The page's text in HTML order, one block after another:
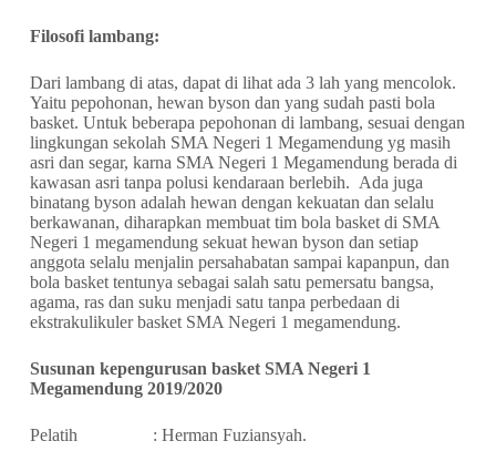
Filosofi lambang:
Dari lambang di atas, dapat di lihat ada 3 lah yang mencolok.
Yaitu pepohonan, hewan byson dan yang sudah pasti bola
basket. Untuk beberapa pepohonan di lambang, sesuai dengan
lingkungan sekolah SMA Negeri 1 Megamendung yg masih
asri dan segar, karna SMA Negeri 1 Megamendung berada di
kawasan asri tanpa polusi kendaraan berlebih. Ada juga
binatang byson adalah hewan dengan kekuatan dan selalu
berkawanan, diharapkan membuat tim bola basket di SMA
Negeri 1 megamendung sekuat hewan byson dan setiap
anggota selalu menjalin persahabatan sampai kapanpun, dan
bola basket tentunya sebagai salah satu pemersatu bangsa,
agama, ras dan suku menjadi satu tanpa perbedaan di
ekstrakulikuler basket SMA Negeri 1 megamendung.
Susunan kepengurusan basket SMA Negeri 1
Megamendung 2019/2020
Pelatih : Herman Fuziansyah.